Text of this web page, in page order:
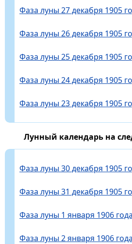
Фаза луны 27 декабря 1905
Фаза луны 26 декабря 1905
Фаза луны 25 декабря 1905
Фаза луны 24 декабря 1905
Фаза луны 23 декабря 1905
Лунный календарь на
Фаза луны 30 декабря 1905
Фаза луны 31 декабря 1905
Фаза луны 1 января 1906 года
Фаза луны 2 января 1906 года